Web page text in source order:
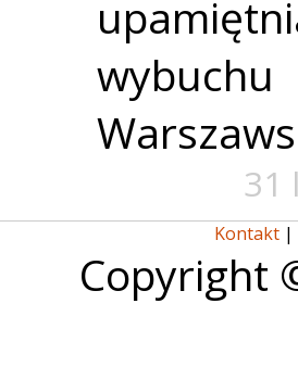
31
Kontakt |
Copyright